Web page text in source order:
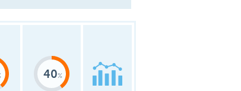
попасть сюда из Красноярска,
необходимо преодолеть 400 км.
К озеру можно подъехать со
стороны восточного берега.
40